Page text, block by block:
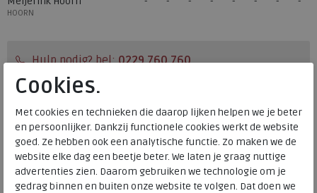
HOORN
Hulp nodig? bel:0229 760 760
Gratis verzending binnen Nederland*
Voor 14:00 uur besteld = dezelfde werkdag verzonden*
Altijd retourneren, binnen 1 werkdag terugbetaald
Alternatieve kleuren
Cookies.
Met cookies en technieken die daarop lijken helpen we je beter
en persoonlijker. Dankzij functionele cookies werkt de website
goed. Ze hebben ook een analytische functie. Zo maken we de
website elke dag een beetje beter. We laten je graag nuttige
advertenties zien. Daarom gebruiken we technologie om je
gedrag binnen en buiten onze website te volgen. Dat doen we